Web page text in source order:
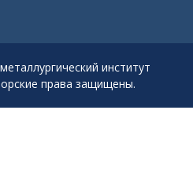
институт
права защищены.